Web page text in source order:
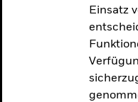
das am
verfolgt das
demografische und
Vorschläge, um das
Einsatz